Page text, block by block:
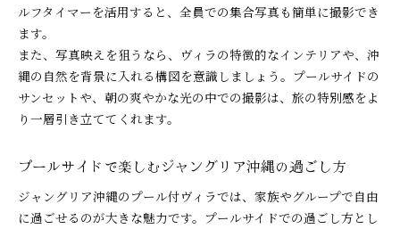
ルフタイマーを活用すると、全員での集合写真も簡単に撮影でき
ます。
また、写真映えを狙うなら、ヴィラの特徴的なインテリアや、沖
縄の自然を背景に入れる構図を意識しましょう。プールサイドの
サンセットや、朝の爽やかな光の中での撮影は、旅の特別感をよ
り一層引き立ててくれます。
プールサイドで楽しむジャングリア沖縄の過ごし方
ジャングリア沖縄のプール付ヴィラでは、家族やグループで自由
に過ごせるのが大きな魅力です。プールサイドでの過ごし方とし